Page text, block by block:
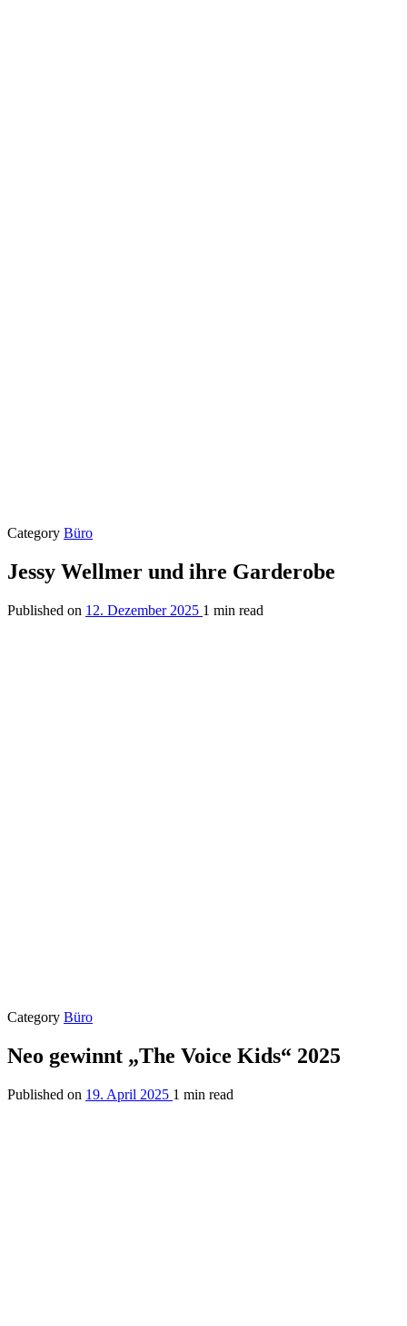
Category Büro
Jessy Wellmer und ihre Garderobe
Published on 12. Dezember 2025 1 min read
Category Büro
Neo gewinnt „The Voice Kids“ 2025
Published on 19. April 2025 1 min read